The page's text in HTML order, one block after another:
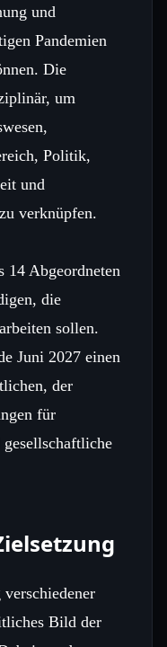
und
Pandemien
Die
um
Politik,
und
verknüpfen.
14 Abgeordneten
die
sollen.
Juni 2027 einen
der
für
Bild der